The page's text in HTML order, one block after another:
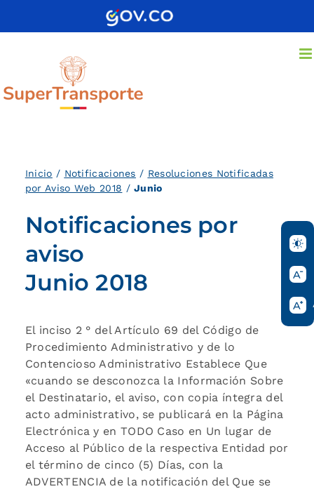
Inicio / Notificaciones / Resoluciones Notificadas
por Aviso Web 2018 /Junio
Notificaciones por
aviso
Junio 2018
El inciso 2 ° del Artículo 69 del Código de
Procedimiento Administrativo y de lo
Contencioso Administrativo Establece Que
«cuando se desconozca la Información Sobre
el Destinatario, el aviso, con copia íntegra del
acto administrativo, se publicará en la Página
Electrónica y en TODO Caso en Un lugar de
Acceso al Público de la respectiva Entidad por
el término de cinco (5) Días, con la
ADVERTENCIA de la notificación del Que se